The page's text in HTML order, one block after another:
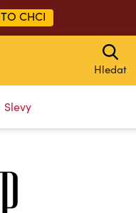
TO CHCI
Slevy
Hledat